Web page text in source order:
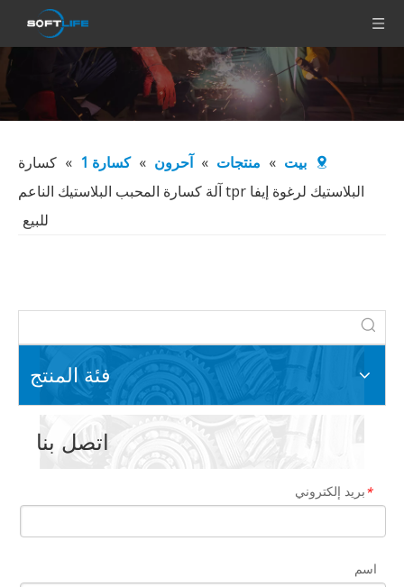
بيت » منتجات » آحرون » كسارة 1 » كسارة
البلاستيك لرغوة إيفا tpr آلة كسارة المحبب البلاستيك الناعم
للبيع
فئة المنتج
اتصل بنا
*بريد إلكتروني
اسم